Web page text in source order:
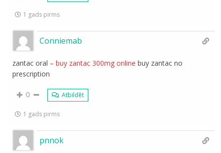
1 gads pirms
Conniemab
zantac oral –buy zantac 300mg online buy zantac no
prescription
0 Atbildēt
1 gads pirms
pnnok